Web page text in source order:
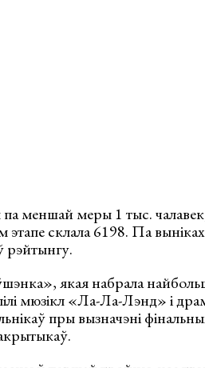
меншай меры 1 тыс.
этапе склала 6198. Па выніках
рэйтынгу.
якая набрала
мюзікл «Ла-Ла-Лэнд» і
пры вызначэні